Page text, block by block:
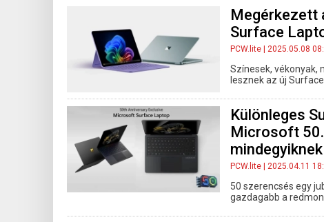
Megérkezett
Surface
PCW.lite | 2025.05.08
Színesek, vékonyak,
lesznek az új
Különleges
Microsoft
PCW.lite | 2025.04.11
50 szerencsés egy
gazdagabb a